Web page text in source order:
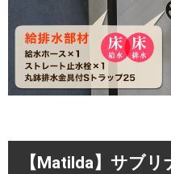
【Matilda】サブ